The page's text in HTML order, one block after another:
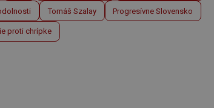
Tomáš Szalay Progresívne Slovensko
proti chrípke